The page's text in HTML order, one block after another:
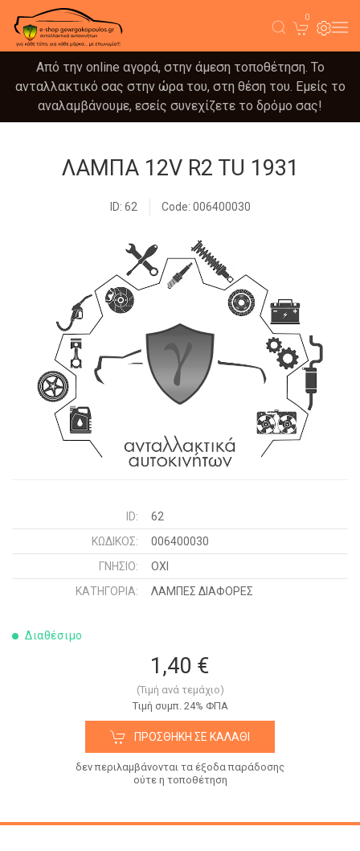
0
Από την online αγορά, στην άμεση τοποθέτηση. Το
ανταλλακτικό σας στην ώρα του, στη θέση του. Εμείς το
αναλαμβάνουμε, εσείς συνεχίζετε το δρόμο σας!
ΛΑΜΠΑ 12V R2 TU 1931
ID: 62 Code: 006400030
ID:
62
ΚΩΔΙΚΌΣ:
006400030
ΓΝΉΣΙΟ:
ΟΧΙ
ΚΑΤΗΓΟΡΊΑ:
ΛΑΜΠΕΣ ΔΙΑΦΟΡΕΣ
Διαθέσιμο
1,40 €
(Τιμή ανά τεμάχιο)
Tιμή συμπ. 24% ΦΠΑ
ΠΡΟΣΘΉΚΗ ΣΕ ΚΑΛΆΘΙ
δεν περιλαμβάνονται τα έξοδα παράδοσης
ούτε η τοποθέτηση